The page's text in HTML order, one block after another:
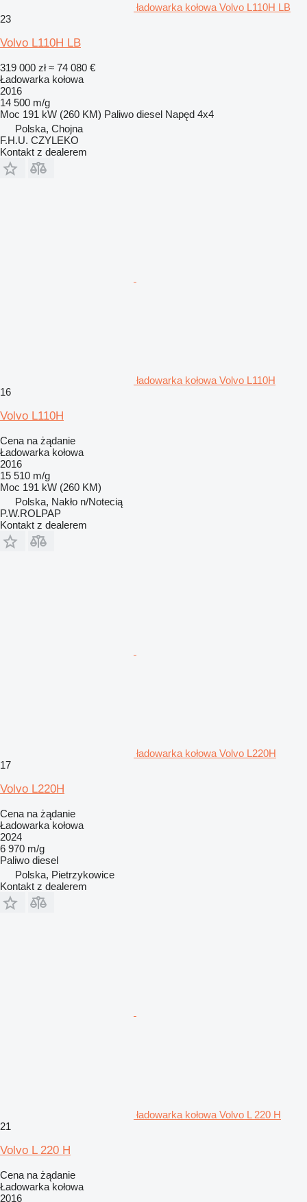
ładowarka kołowa Volvo L110H LB
23
Volvo L110H LB
319 000 zł ≈ 74 080 €
Ładowarka kołowa
2016
14 500 m/g
Moc 191 kW (260 KM) Paliwo diesel Napęd 4x4
Polska, Chojna
F.H.U. CZYLEKO
Kontakt z dealerem
ładowarka kołowa Volvo L110H
16
Volvo L110H
Cena na żądanie
Ładowarka kołowa
2016
15 510 m/g
Moc 191 kW (260 KM)
Polska, Nakło n/Notecią
P.W.ROLPAP
Kontakt z dealerem
ładowarka kołowa Volvo L220H
17
Volvo L220H
Cena na żądanie
Ładowarka kołowa
2024
6 970 m/g
Paliwo diesel
Polska, Pietrzykowice
Kontakt z dealerem
ładowarka kołowa Volvo L 220 H
21
Volvo L 220 H
Cena na żądanie
Ładowarka kołowa
2016